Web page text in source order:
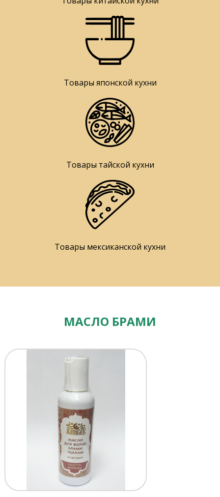
Товары японской кухни
Товары тайской кухни
Товары мексиканской кухни
МАСЛО БРАМИ